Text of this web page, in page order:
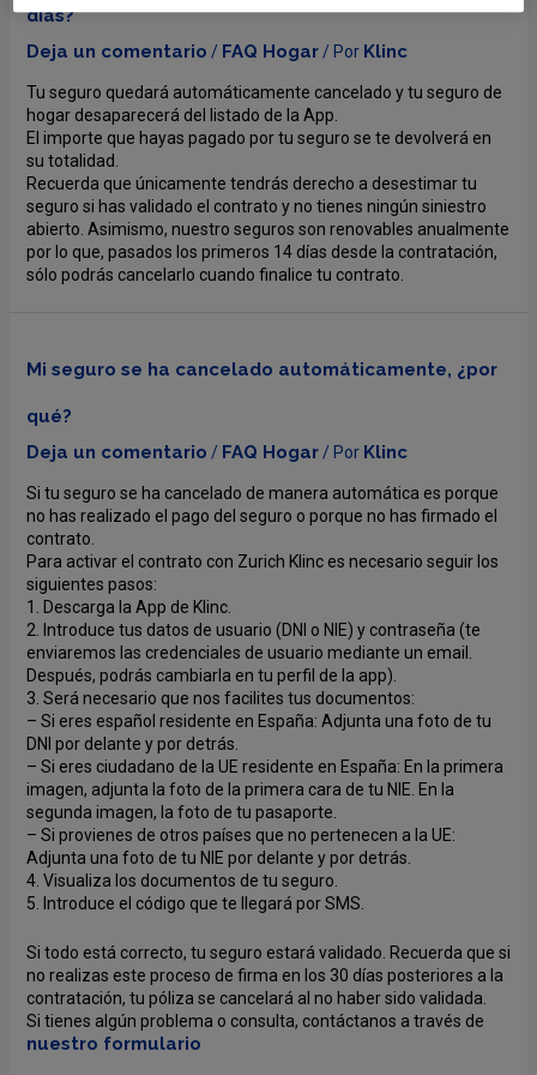
días?
Deja un comentario / FAQ Hogar/ Por Klinc
Tu seguro quedará automáticamente cancelado y tu seguro de
hogar desaparecerá del listado de la App.
El importe que hayas pagado por tu seguro se te devolverá en
su totalidad.
Recuerda que únicamente tendrás derecho a desestimar tu
seguro si has validado el contrato y no tienes ningún siniestro
abierto. Asimismo, nuestro seguros son renovables anualmente
por lo que, pasados los primeros 14 días desde la contratación,
sólo podrás cancelarlo cuando finalice tu contrato.
Mi seguro se ha cancelado automáticamente, ¿por
qué?
Deja un comentario / FAQ Hogar/ Por Klinc
Si tu seguro se ha cancelado de manera automática es porque
no has realizado el pago del seguro o porque no has firmado el
contrato.
Para activar el contrato con Zurich Klinc es necesario seguir los
siguientes pasos:
1. Descarga la App de Klinc.
2. Introduce tus datos de usuario (DNI o NIE) y contraseña (te
enviaremos las credenciales de usuario mediante un email.
Después, podrás cambiarla en tu perfil de la app).
3. Será necesario que nos facilites tus documentos:
– Si eres español residente en España: Adjunta una foto de tu
DNI por delante y por detrás.
– Si eres ciudadano de la UE residente en España: En la primera
imagen, adjunta la foto de la primera cara de tu NIE. En la
segunda imagen, la foto de tu pasaporte.
– Si provienes de otros países que no pertenecen a la UE:
Adjunta una foto de tu NIE por delante y por detrás.
4. Visualiza los documentos de tu seguro.
5. Introduce el código que te llegará por SMS.
Si todo está correcto, tu seguro estará validado. Recuerda que si
no realizas este proceso de firma en los 30 días posteriores a la
contratación, tu póliza se cancelará al no haber sido validada.
Si tienes algún problema o consulta, contáctanos a través de
nuestro formulario